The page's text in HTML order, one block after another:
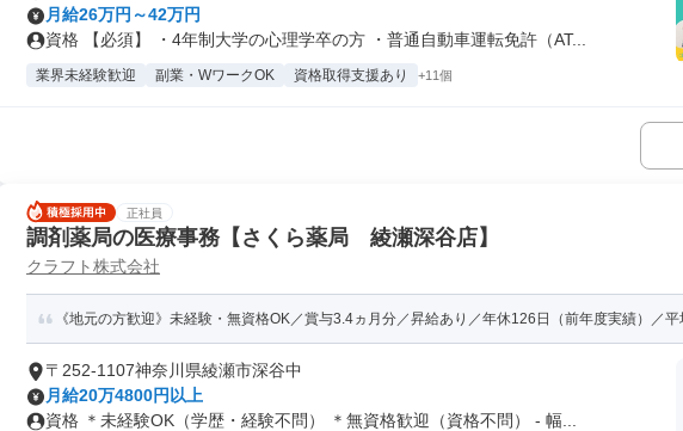
月給26万円～42万円
資格 【必須】 ・4年制大学の心理学卒の方 ・普通自動車運転免許（AT...
業界未経験歓迎 副業・WワークOK 資格取得支援あり +11個
正社員
調剤薬局の医療事務【さくら薬局 綾瀬深谷店】
クラフト株式会社
《地元の方歓迎》未経験・無資格OK／賞与3.4ヵ月分／昇給あり／年休126日（前年度実績）／平
〒252-1107神奈川県綾瀬市深谷中
月給20万4800円以上
資格 ＊未経験OK（学歴・経験不問） ＊無資格歓迎（資格不問） - 幅...